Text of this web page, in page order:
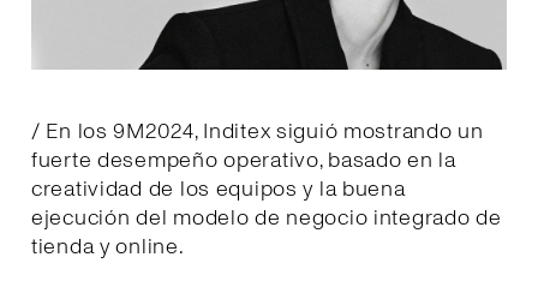
/ En los 9M2024, Inditex siguió mostrando un
fuerte desempeño operativo, basado en la
creatividad de los equipos y la buena
ejecución del modelo de negocio integrado de
tienda y online.